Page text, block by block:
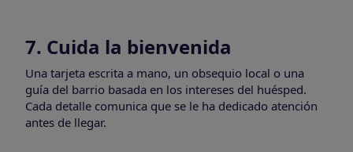
7. Cuida la bienvenida
Una tarjeta escrita a mano, un obsequio local o una
guía del barrio basada en los intereses del huésped.
Cada detalle comunica que se le ha dedicado atención
antes de llegar.